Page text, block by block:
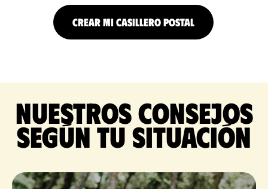
CREAR MI CASILLERO POSTAL
Nuestros consejos
según tu situación